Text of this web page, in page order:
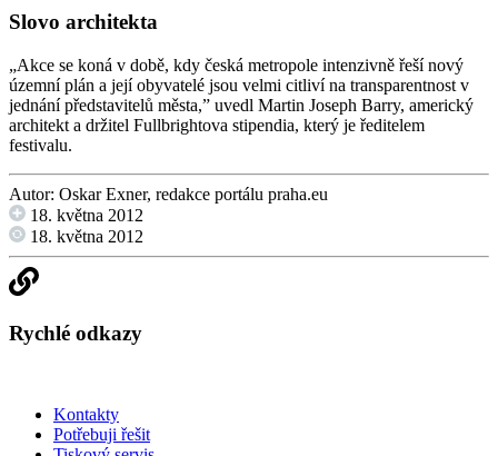
Slovo architekta
„Akce se koná v době, kdy česká metropole intenzivně řeší nový
územní plán a její obyvatelé jsou velmi citliví na transparentnost v
jednání představitelů města,” uvedl Martin Joseph Barry, americký
architekt a držitel Fullbrightova stipendia, který je ředitelem
festivalu.
Autor: Oskar Exner, redakce portálu praha.eu
18. května 2012
18. května 2012
Rychlé odkazy
Kontakty
Potřebuji řešit